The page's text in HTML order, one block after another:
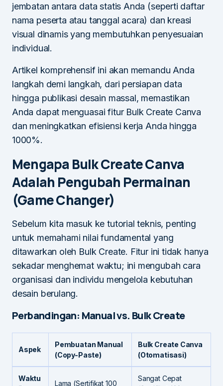
jembatan antara data statis Anda (seperti daftar
nama peserta atau tanggal acara) dan kreasi
visual dinamis yang membutuhkan penyesuaian
individual.
Artikel komprehensif ini akan memandu Anda
langkah demi langkah, dari persiapan data
hingga publikasi desain massal, memastikan
Anda dapat menguasai fitur Bulk Create Canva
dan meningkatkan efisiensi kerja Anda hingga
1000%.
Mengapa Bulk Create Canva
Adalah Pengubah Permainan
(Game Changer)
Sebelum kita masuk ke tutorial teknis, penting
untuk memahami nilai fundamental yang
ditawarkan oleh Bulk Create. Fitur ini tidak hanya
sekadar menghemat waktu; ini mengubah cara
organisasi dan individu mengelola kebutuhan
desain berulang.
Perbandingan: Manual vs. Bulk Create
Aspek
Pembuatan Manual
(Copy-Paste)
Bulk Create Canva
(Otomatisasi)
Waktu
Lama (Sertifikat 100
Sangat Cepat